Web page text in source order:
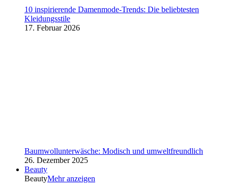
10 inspirierende Damenmode-Trends: Die beliebtesten
Kleidungsstile
17. Februar 2026
Baumwollunterwäsche: Modisch und umweltfreundlich
26. Dezember 2025
Beauty
BeautyMehr anzeigen